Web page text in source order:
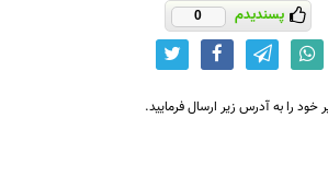
پسندیدم 0
خود را به آدرس زیر ارسال فرمایید.